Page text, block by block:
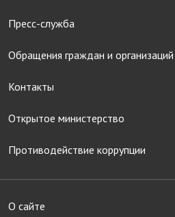
Пресс-служба
Обращения граждан и организаций
Контакты
Открытое министерство
Противодействие коррупции
О сайте